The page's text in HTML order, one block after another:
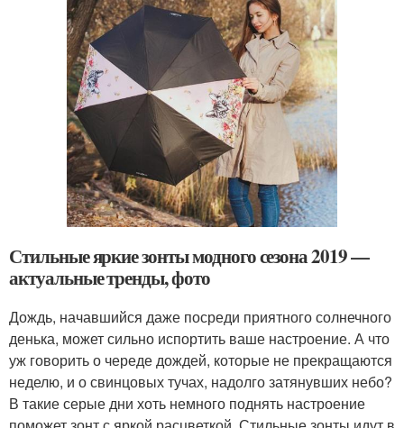
Стильные яркие зонты модного сезона 2019 —
актуальные тренды, фото
Дождь, начавшийся даже посреди приятного солнечного
денька, может сильно испортить ваше настроение. А что
уж говорить о череде дождей, которые не прекращаются
неделю, и о свинцовых тучах, надолго затянувших небо?
В такие серые дни хоть немного поднять настроение